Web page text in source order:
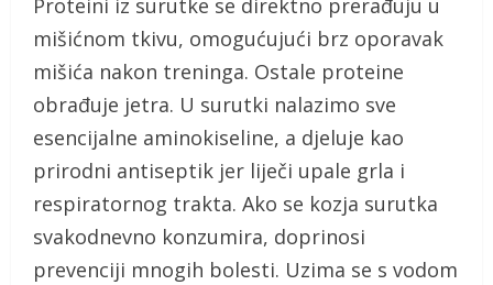
Proteini iz surutke se direktno prerađuju u
mišićnom tkivu, omogućujući brz oporavak
mišića nakon treninga. Ostale proteine
obrađuje jetra. U surutki nalazimo sve
esencijalne aminokiseline, a djeluje kao
prirodni antiseptik jer liječi upale grla i
respiratornog trakta. Ako se kozja surutka
svakodnevno konzumira, doprinosi
prevenciji mnogih bolesti. Uzima se s vodom